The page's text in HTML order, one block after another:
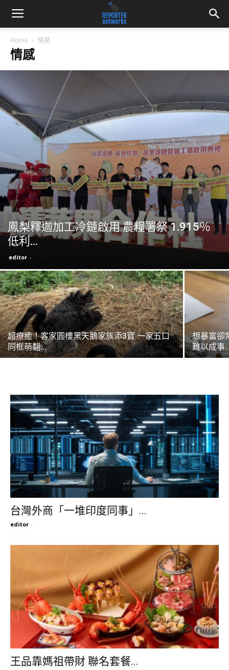
Home 情感
情感
鳳梨釋迦加工冷鏈啟用 農糧署祭 1.915％
低利...
editor -
超療癒！客家圓樓黑天鵝家族添3寶 一家五口
同框萌翻...
想暴富卻
難以成事
台灣外商「一堆印度同事」...
editor -
王品靠媽祖帶財 聯名套餐...